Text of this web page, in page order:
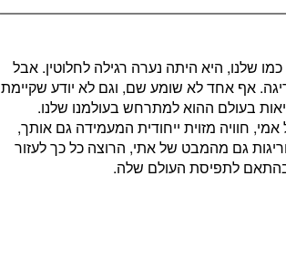
שלנו, היא היתה נערה רגילה לחלוטין. אבל
אף אחד לא שומע שם, וגם לא יודע שקיימת
בעולם ההוא למתרחש בעולמנו שלנו.
חוויה מזוית ייחודית המעמידה גם אותך,
גם מהמבט של אתי, הרוצה כל כך לעזור
לתפיסת העולם שלה.